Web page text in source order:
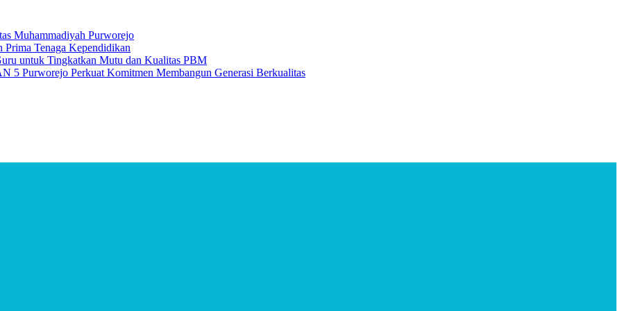
Muhammadiyah Purworejo
Tenaga Kependidikan
untuk Tingkatkan Mutu dan Kualitas PBM
Purworejo Perkuat Komitmen Membangun Generasi Berkualitas